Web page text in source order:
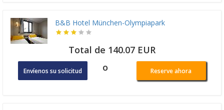
B&B Hotel München-Olympiapark
Total de 140.07 EUR
Envíenos su solicitud o Reserve ahora